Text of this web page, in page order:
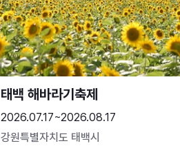
태백 해바라기축제
2026.07.17~2026.08.17
강원특별자치도 태백시